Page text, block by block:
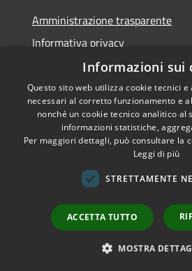
Amministrazione trasparente
Informativa privacy
Dichiarazione di accessibilità
Whistleblowing - segnalazione
Informazioni sui
Questo sito web utilizza cookie tecnici
necessari al corretto funzionamento e
nonché un cookie tecnico analitico al
informazioni statistiche,
Per maggiori dettagli, può consultare la
Leggi di più
STRETTAMENTE
ACCETTA TUTTO
MOSTRA